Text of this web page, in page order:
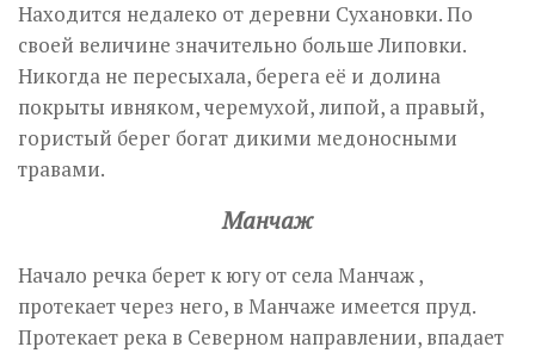
Находится недалеко от деревни Сухановки. По
своей величине значительно больше Липовки.
Никогда не пересыхала, берега её и долина
покрыты ивняком, черемухой, липой, а правый,
гористый берег богат дикими медоносными
травами.
Манчаж
Начало речка берет к югу от села Манчаж ,
протекает через него, в Манчаже имеется пруд.
Протекает река в Северном направлении, впадает